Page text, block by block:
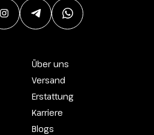
Über uns
Versand
Erstattung
Karriere
Blogs